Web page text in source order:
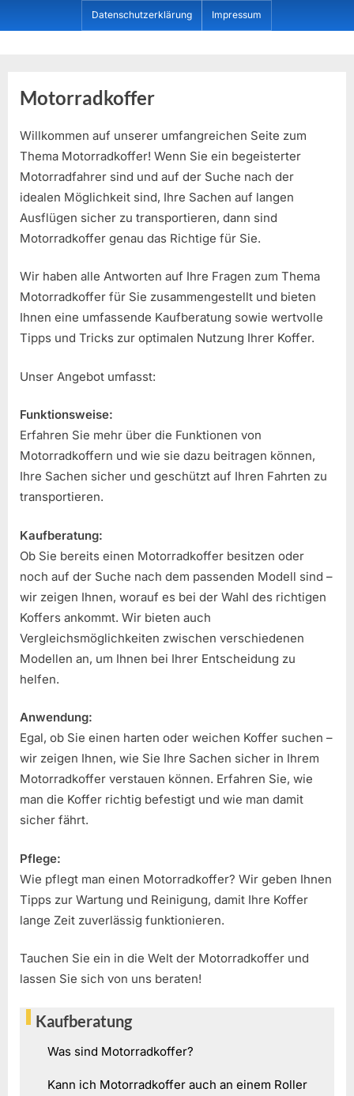
to
Datenschutzerklärung Impressum
Motorradkoffer
Willkommen auf unserer umfangreichen Seite zum
Thema Motorradkoffer! Wenn Sie ein begeisterter
Motorradfahrer sind und auf der Suche nach der
idealen Möglichkeit sind, Ihre Sachen auf langen
Ausflügen sicher zu transportieren, dann sind
Motorradkoffer genau das Richtige für Sie.
Wir haben alle Antworten auf Ihre Fragen zum Thema
Motorradkoffer für Sie zusammengestellt und bieten
Ihnen eine umfassende Kaufberatung sowie wertvolle
Tipps und Tricks zur optimalen Nutzung Ihrer Koffer.
Unser Angebot umfasst:
Funktionsweise:
Erfahren Sie mehr über die Funktionen von
Motorradkoffern und wie sie dazu beitragen können,
Ihre Sachen sicher und geschützt auf Ihren Fahrten zu
transportieren.
Kaufberatung:
Ob Sie bereits einen Motorradkoffer besitzen oder
noch auf der Suche nach dem passenden Modell sind –
wir zeigen Ihnen, worauf es bei der Wahl des richtigen
Koffers ankommt. Wir bieten auch
Vergleichsmöglichkeiten zwischen verschiedenen
Modellen an, um Ihnen bei Ihrer Entscheidung zu
helfen.
Anwendung:
Egal, ob Sie einen harten oder weichen Koffer suchen –
wir zeigen Ihnen, wie Sie Ihre Sachen sicher in Ihrem
Motorradkoffer verstauen können. Erfahren Sie, wie
man die Koffer richtig befestigt und wie man damit
sicher fährt.
Pflege:
Wie pflegt man einen Motorradkoffer? Wir geben Ihnen
Tipps zur Wartung und Reinigung, damit Ihre Koffer
lange Zeit zuverlässig funktionieren.
Tauchen Sie ein in die Welt der Motorradkoffer und
lassen Sie sich von uns beraten!
Kaufberatung
Was sind Motorradkoffer?
Kann ich Motorradkoffer auch an einem Roller